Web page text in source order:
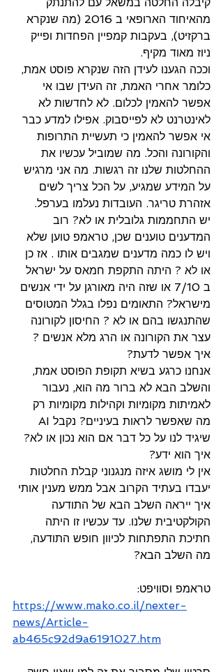
קיבלה החלטה במשאל עם להתנתק
מהאיחוד הארופאי ב 2016 (מה שנקרא
ברקזיט), בעקבות קמפיין הפחדות ופייק
ניוז מאוד מקיף.
וככה הגענו לעידן הזה שנקרא פוסט אמת,
כלומר אחרי האמת, זה העידן שבו אי
אפשר להאמין לכלום. לא לחדשות לא
לאינטרנט לא לפייסבוק. אפילו למדע כבר
אי אפשר להאמין כי תעשיית התרופות
והקורונה והכל. מה שמוביל עכשיו את
ההחלטות שלנו זה רגשות. מה אני מרגיש
על המידע שמגיע, על הכל צריך לשים
אזהרת טריגר. העובדות נעלמו בערפל.
יש התחממות גלובלית או לא? רוב
המדענים טוענים שכן, טראמפ טוען שלא
ויש לו כמה מדענים שמגבים אותו . אז כן
או לא ? היתה התקפת חמאס על ישראל
ב 7/10 או שזה היה מאורגן על ידי אנשים
מישראל? התאומים נפלו בגלל המטוסים
שהתנגשו בהם או לא ? החיסון לקורונה
עצר את הקורונה או הרג מלא אנשים ?
איך אפשר לדעת?
אנחנו כרגע בשיא תקופת הפוסט אמת,
והשלב הבא לא ברור מה הוא, נעבור
לאמיתות מקומיות וקהילות מקומיות רק
שיגיד לנו על כל דבר אם הוא נכון או לא?
איך הוא ידע?
אין לי מושג איזה מנגנוני קבלת החלטות
יעבדו בעתיד הקרוב אבל ממש מענין אותי
איך ייראה השלב הבא של התודעה
הקולקטיבית שלנו. עד עכשיו זו היתה
חתיכת התפתחות לכיוון חופש התודעה,
מה השלב הבא?
טראמפ וסוויפט:
https://www.mako.co.il/nexter-
news/Article-
ab465c92d9a6191027.htm